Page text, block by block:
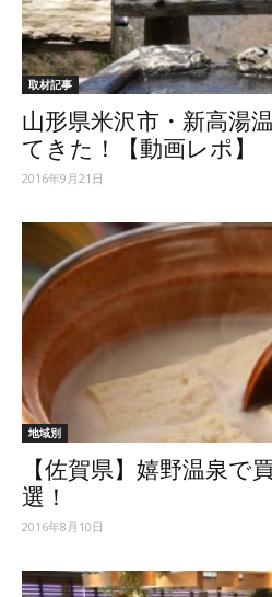
取材記事
山形県米沢市・新高湯
てきた！【動画レポ】
2016年9月21日
地域別
【佐賀県】嬉野温泉で
選！
2016年8月10日